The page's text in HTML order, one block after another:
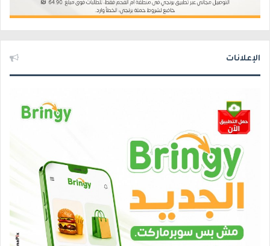
الإعلانات